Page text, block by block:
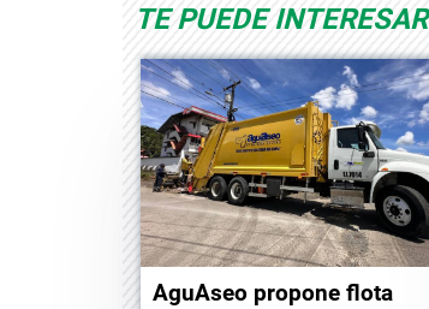
TE PUEDE INTERESAR
AguAseo propone flota